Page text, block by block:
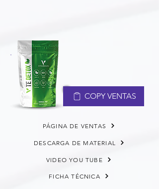
COPY VENTAS
PÁGINA DE VENTAS
DESCARGA DE MATERIAL
VIDEO YOU TUBE
FICHA TÉCNICA